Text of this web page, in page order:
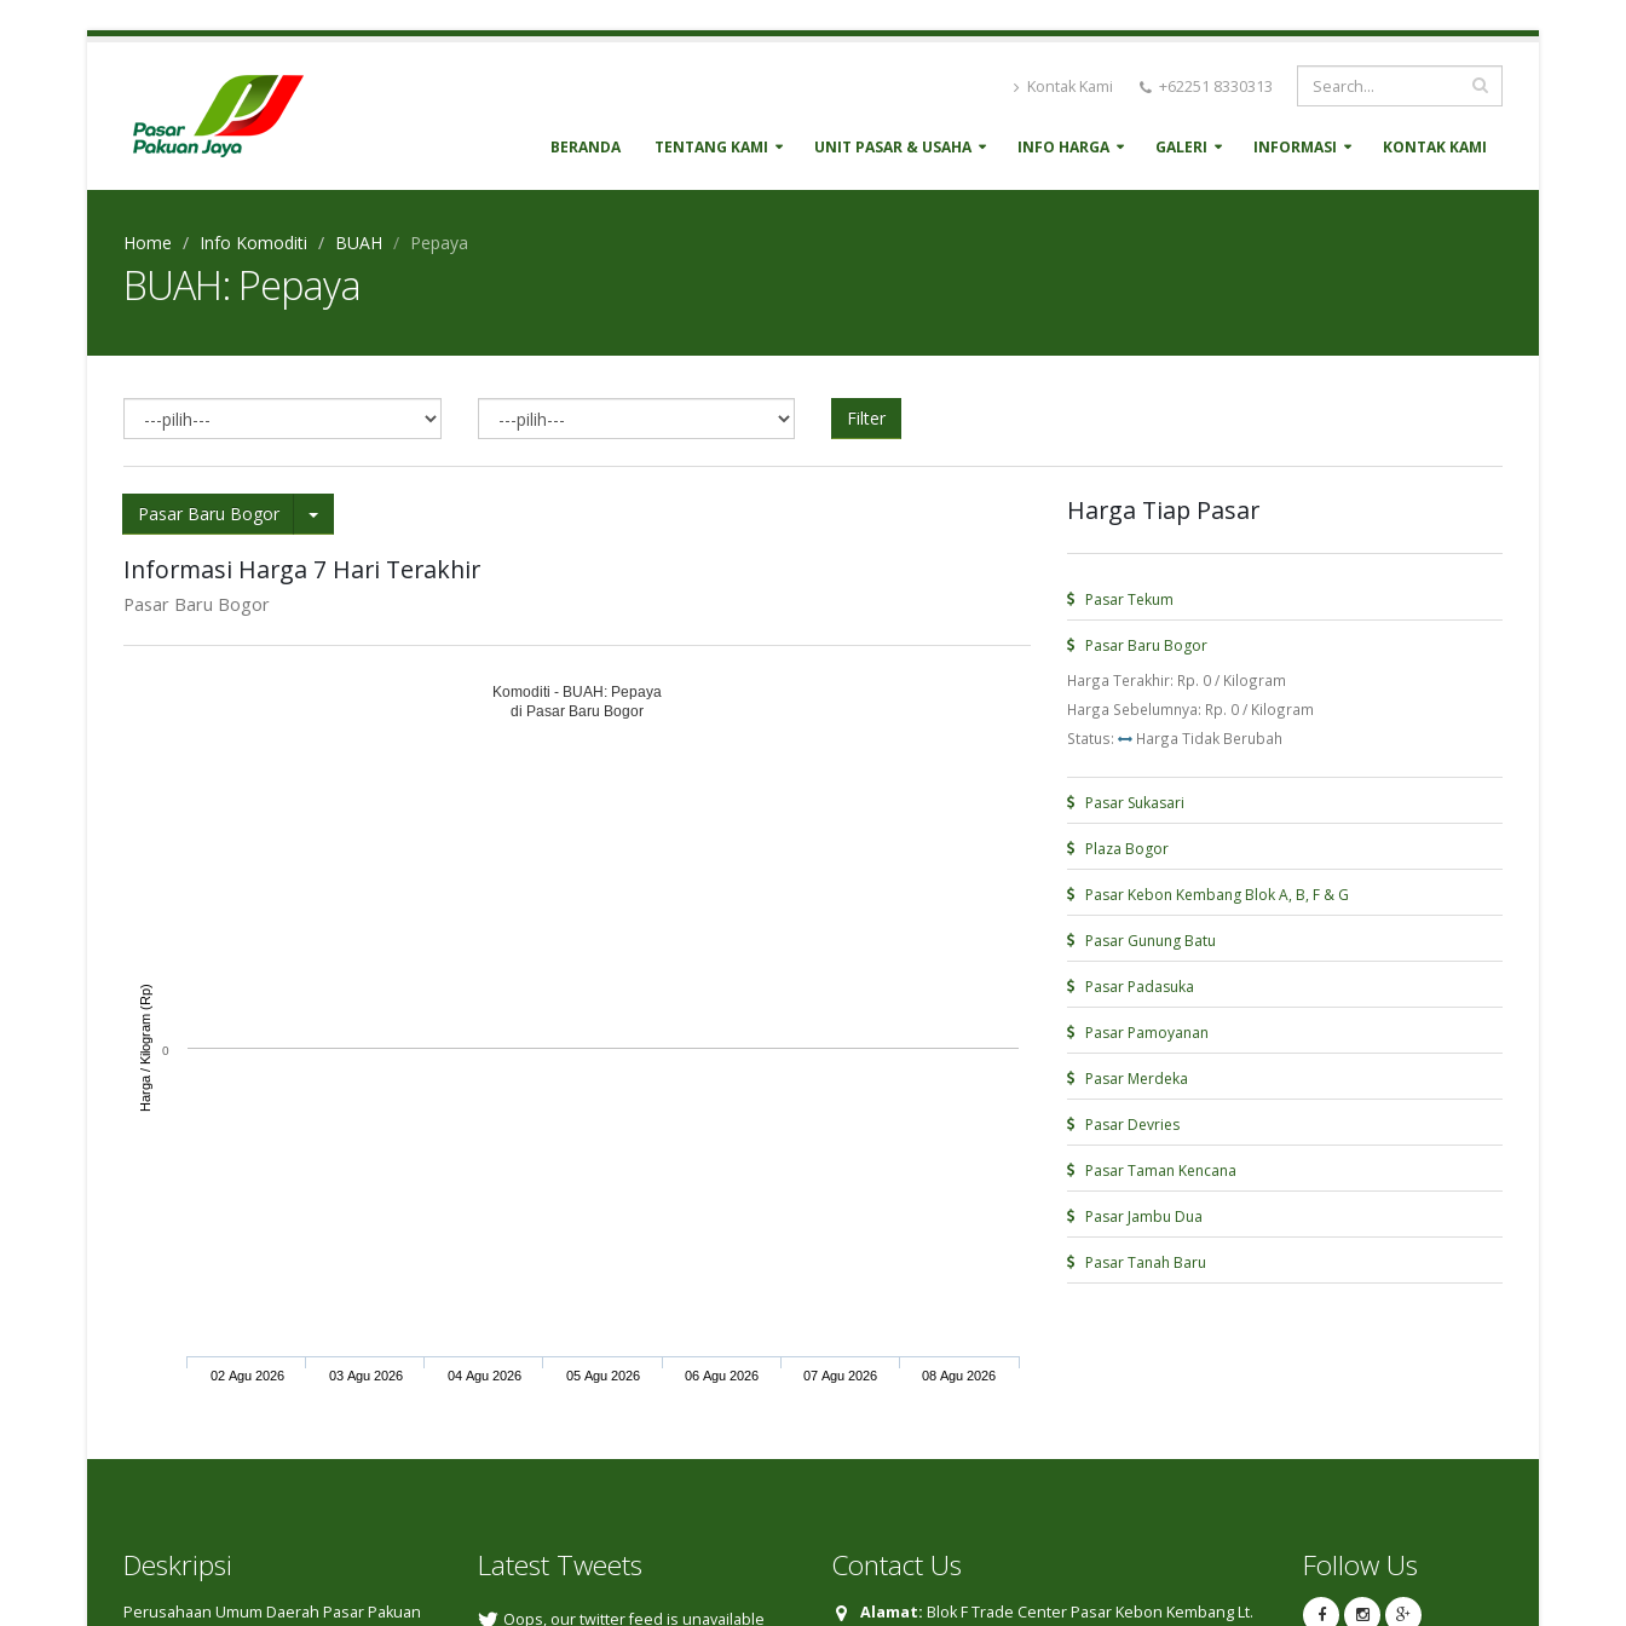
Kontak Kami +62251 8330313
BERANDA TENTANG KAMI UNIT PASAR & USAHA INFO HARGA GALERI INFORMASI KONTAK KAMI
Home Info Komoditi BUAH Pepaya
BUAH: Pepaya
Filter
Pasar Baru Bogor
Informasi Harga 7 Hari Terakhir
Pasar Baru Bogor
Harga / Kilogram (Rp)
Komoditi - BUAH: Pepaya
di Pasar Baru Bogor
02 Agu 2026 03 Agu 2026 04 Agu 2026 05 Agu 2026 06 Agu 2026 07 Agu 2026 08 Agu 2026
0
Harga Tiap Pasar
Pasar Tekum
Pasar Baru Bogor
Harga Terakhir: Rp. 0 / Kilogram
Harga Sebelumnya: Rp. 0 / Kilogram
Status:
Harga Tidak Berubah
Pasar Sukasari
Plaza Bogor
Pasar Kebon Kembang Blok A, B, F & G
Pasar Gunung Batu
Pasar Padasuka
Pasar Pamoyanan
Pasar Merdeka
Pasar Devries
Pasar Taman Kencana
Pasar Jambu Dua
Pasar Tanah Baru
Deskripsi
Perusahaan Umum Daerah Pasar Pakuan
Latest Tweets
Oops, our twitter feed is unavailable
Contact Us
Alamat: Blok F Trade Center Pasar Kebon Kembang Lt.
Follow Us